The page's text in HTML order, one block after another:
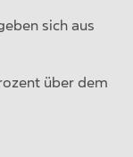
sich aus
über dem